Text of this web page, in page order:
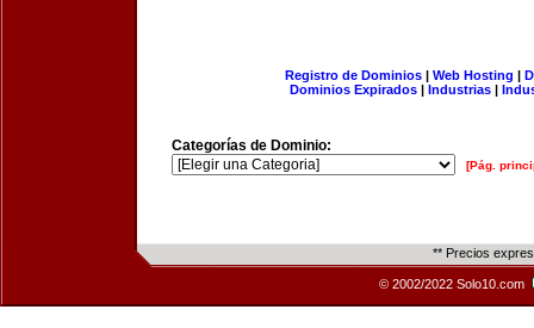
Registro de Dominios| Web Hosting |
Dominios Expirados | Industrias |
Categorías de Dominio:
[Pág.
** Precios
© 2002/2022 Solo10.com